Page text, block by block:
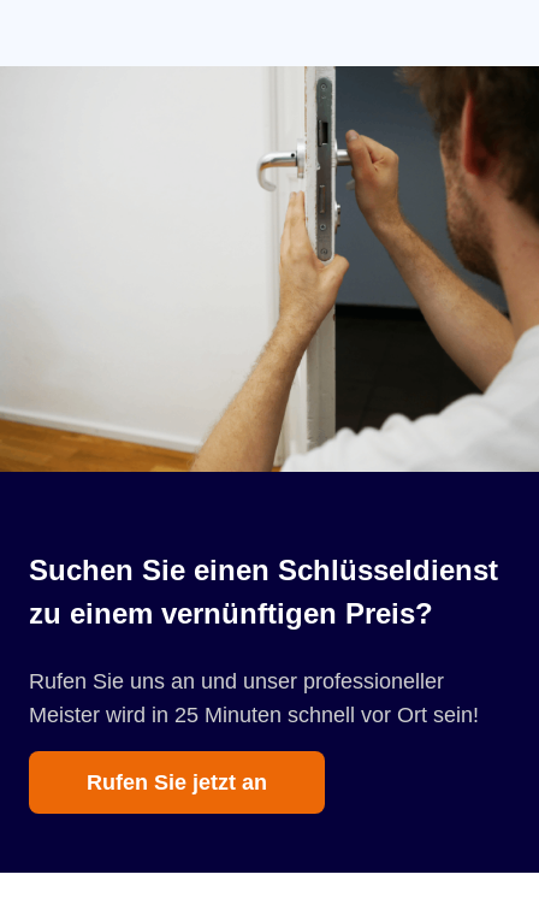
Suchen Sie einen Schlüsseldienst
zu einem vernünftigen Preis?
Rufen Sie uns an und unser professioneller
Meister wird in 25 Minuten schnell vor Ort sein!
Rufen Sie jetzt an